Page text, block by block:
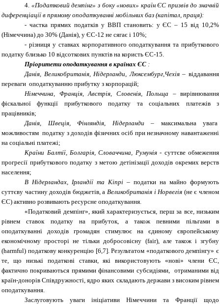
4. «Податковий демпінг» з боку «нових» країн ЄС призвів до значній
диференціації в прямому оподаткуванні мобільних баз (капітал, праця):
- частка прямих податків у ВВП становить: у ЄС – 15 від 10,2%
(Німеччина) до 30% (Данія), у ЄС-12 не сягає і 10%;
- різниця у ставках корпоративного оподаткування та прибуткового
податку близько 10 відсоткових пунктів на користь ЄС-15.
Пріоритети оподаткування в країнах ЄС :
Данія, Великобританія, Нідерланди, Люксембург,Чехія– віддавання
переваги оподаткуванню прибутку з корпорацій;
Німеччина, Франція, Австрія, Словенія, Польща – вирівнювання
фіскальної функції прибуткового податку та соціальних платежів з
працівників;
Данія, Швеція, Фінляндія, Нідерланди – максимальна увага
можливостям податку з доходів фізичних осіб при незначному навантаженні
на соціальні платежі;
Країни Балтії, Болгарія, Словаччина, Румунія- суттєве обмеження
прогресії прибуткового податку з метою детінізації доходів окремих верств
населення;
В Нідерландах, Ірландії та Кіпрі – податки на майно формують
суттєву частину доходів бюджетів, а Великобританія і Норвегія (не є членом
ЄС) активно розвивають ресурсне оподаткування.
«Податковий демпінг», який характеризується, перш за все, низьким
рівнем ставок податку на прибуток, а також певними пільгами в
оподаткуванні доходів громадян стимулює на єдиному європейському
економічному просторі не тільки добросовісну (fair), але також і згубну
(harmful) податкову конкуренцію [6,7]. Результатом «податкового демпінгу» є
те, що низькі податкові ставки, які використовують «нові» члени ЄС,
фактично покриваються прямими фінансовими субсидіями, отриманими від
країн-донорів Співдружності, ядро яких складають держави з високим рівнем
оподаткування.
Заслуговують уваги ініціативи Німеччини та Франції щодо